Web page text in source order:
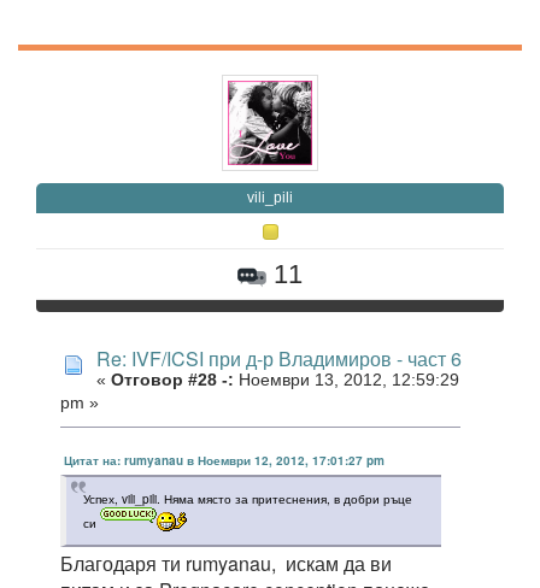
vili_pili
11
Re: IVF/ICSI при д-р Владимиров - част 6
« Отговор #28 -: Ноември 13, 2012, 12:59:29
pm »
Цитат на: rumyanau в Ноември 12, 2012, 17:01:27 pm
Успех, vili_pili. Няма място за притеснения, в добри ръце
си
Благодаря ти rumyanau, искам да ви